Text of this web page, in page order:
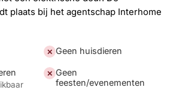
plaats bij het agentschap Interhome
✕ Geen huisdieren
✕ Geen
feesten/evenementen